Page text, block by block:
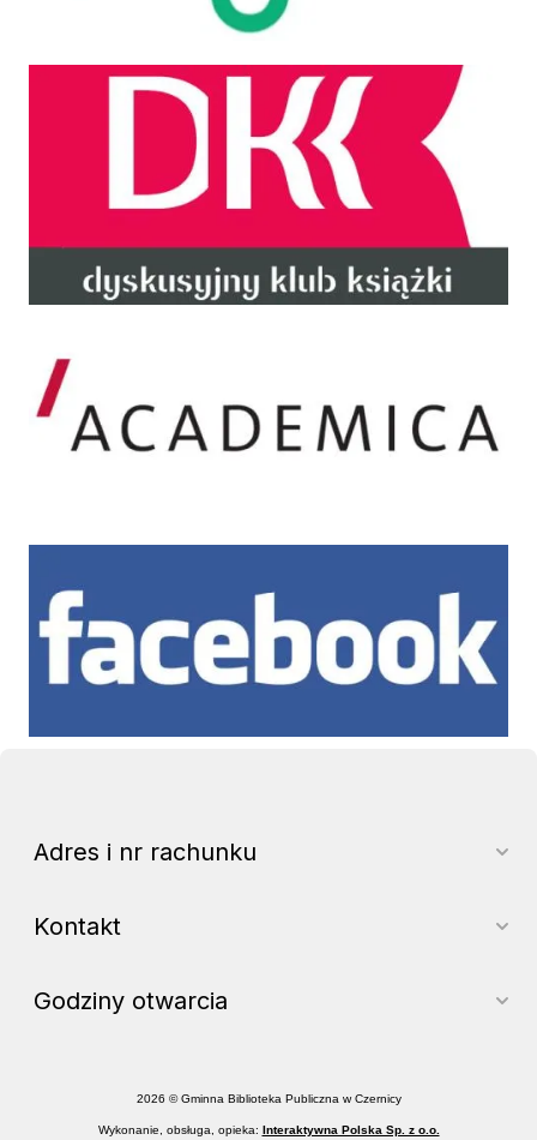
Adres i nr rachunku
Kontakt
Godziny otwarcia
2026 © Gminna Biblioteka Publiczna w Czernicy
Wykonanie, obsługa, opieka: Interaktywna Polska Sp. z o.o.